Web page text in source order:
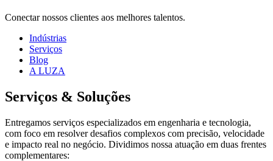
Conectar nossos clientes aos melhores talentos.
Indústrias
Serviços
Blog
A LUZA
Serviços & Soluções
Entregamos serviços especializados em engenharia e tecnologia,
com foco em resolver desafios complexos com precisão, velocidade
e impacto real no negócio. Dividimos nossa atuação em duas frentes
complementares: